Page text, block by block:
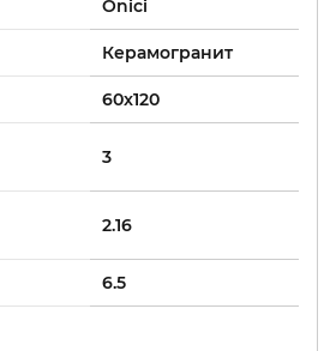
Onici
Керамогранит
60x120
3
2.16
6.5